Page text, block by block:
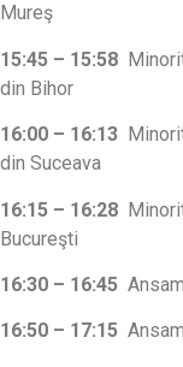
Mureş
15:45 – 15:58
din Bihor
16:00 – 16:13
din Suceava
16:15 – 16:28
Bucureşti
16:30 – 16:45
16:50 – 17:15